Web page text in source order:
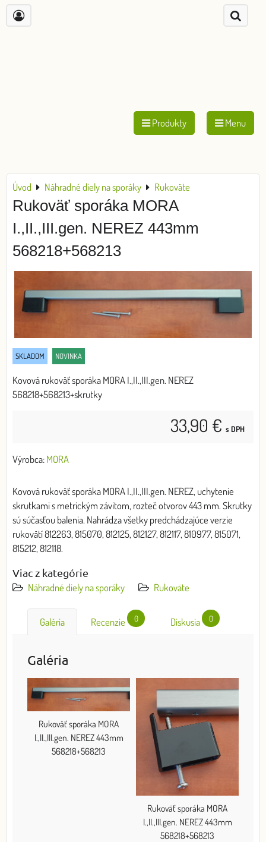
Produkty Menu
Úvod Náhradné diely na sporáky Rukoväte
Rukoväť sporáka MORA
I.,II.,III.gen. NEREZ 443mm
568218+568213
SKLADOM NOVINKA
Kovová rukoväť sporáka MORA I.,II.,III.gen. NEREZ
568218+568213+skrutky
33,90 € s DPH
Výrobca:MORA
Kovová rukoväť sporáka MORA I.,II.,III.gen. NEREZ, uchytenie
skrutkami s metrickým závitom, rozteč otvorov 443 mm. Skrutky
sú súčasťou balenia. Nahrádza všetky predchádzajúce verzie
rukovätí 812263, 815070, 812125, 812127, 812117, 810977, 815071,
815212, 812118.
Viac z kategórie
Náhradné diely na sporáky
Rukoväte
Galéria Recenzie 0 Diskusia 0
Galéria
Rukoväť sporáka MORA
I.,II.,III.gen. NEREZ 443mm
568218+568213
Rukoväť sporáka MORA
I.,II.,III.gen. NEREZ 443mm
568218+568213